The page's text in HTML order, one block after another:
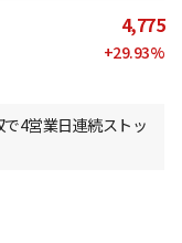
4,775
+29.93%
4営業日連続ストッ